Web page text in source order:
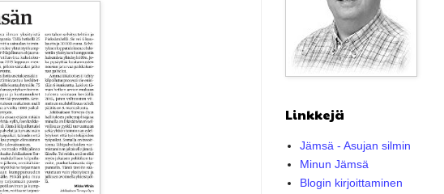
Linkkejä
Jämsä - Asujan silmin
Minun Jämsä
Blogin kirjoittaminen